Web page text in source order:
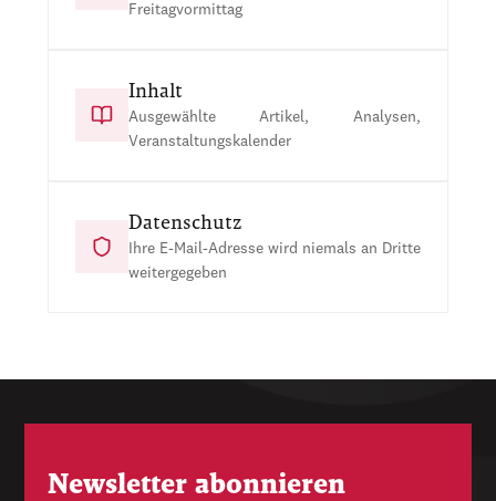
Freitagvormittag
Inhalt
Ausgewählte Artikel, Analysen,
Veranstaltungskalender
Datenschutz
Ihre E-Mail-Adresse wird niemals an Dritte
weitergegeben
Newsletter abonnieren